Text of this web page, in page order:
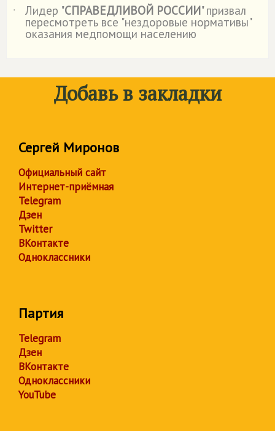
˙
Лидер "СПРАВЕДЛИВОЙ РОССИИ" призвал
пересмотреть все "нездоровые нормативы"
оказания медпомощи населению
Добавь в закладки
Сергей Миронов
Официальный сайт
Интернет-приёмная
Telegram
Дзен
Twitter
ВКонтакте
Одноклассники
Партия
Telegram
Дзен
ВКонтакте
Одноклассники
YouTube